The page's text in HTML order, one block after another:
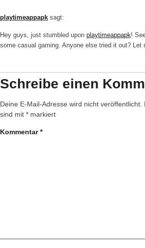
playtimeappapk sagt:
Hey guys, just stumbled upon playtimeappapk!
some casual gaming. Anyone else tried it out? Let
Schreibe einen
Deine E-Mail-Adresse wird nicht veröffentlicht.
sind mit * markiert
Kommentar*